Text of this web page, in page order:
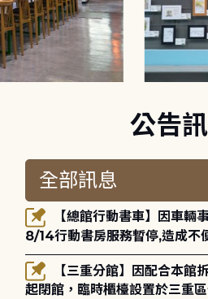
公告
8/14行動書房服務暫停,造成不
起閉館，臨時櫃檯設置於三重